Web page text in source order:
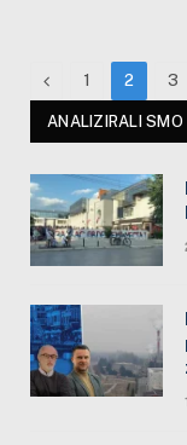
Previous
1 2 3
ANALIZIRALI SMO